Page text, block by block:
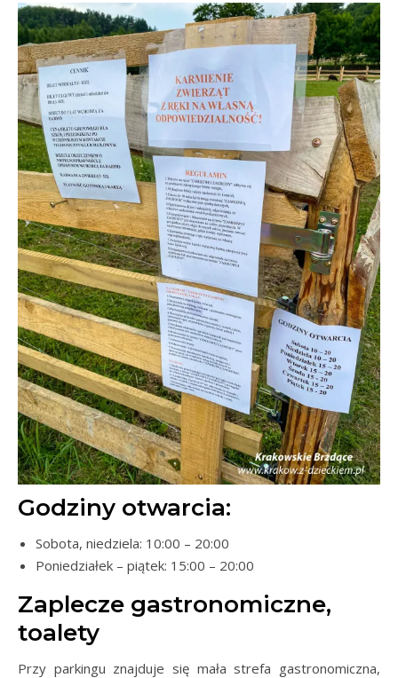
Godziny otwarcia:
Sobota, niedziela: 10:00 – 20:00
Poniedziałek – piątek: 15:00 – 20:00
Zaplecze gastronomiczne,
toalety
Przy parkingu znajduje się mała strefa gastronomiczna,